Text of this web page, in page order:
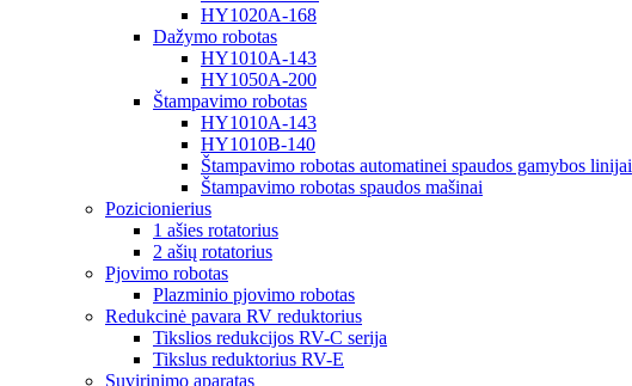
HY1020A-168
Dažymo robotas
HY1010A-143
HY1050A-200
Štampavimo robotas
HY1010A-143
HY1010B-140
Štampavimo robotas automatinei spaudos gamybos linijai
Štampavimo robotas spaudos mašinai
Pozicionierius
1 ašies rotatorius
2 ašių rotatorius
Pjovimo robotas
Plazminio pjovimo robotas
Redukcinė pavara RV reduktorius
Tikslios redukcijos RV-C serija
Tikslus reduktorius RV-E
Suvirinimo aparatas